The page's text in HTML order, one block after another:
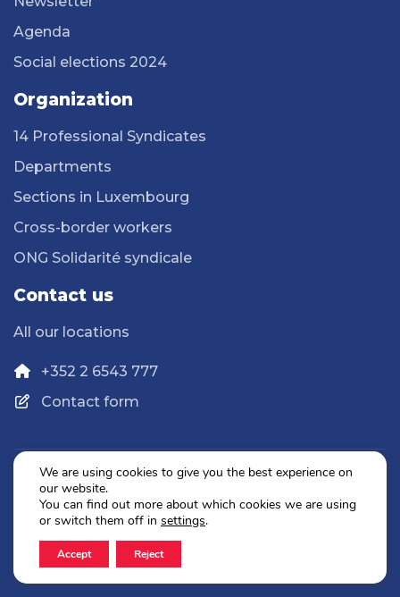
Agenda
Social elections 2024
Organization
14 Professional Syndicates
Departments
Sections in Luxembourg
Cross-border workers
ONG Solidarité syndicale
Contact us
All our locations
+352 2 6543 777
Contact form
Legal Notice
2026 © OGBL. All rights reserved.
We are using cookies to give you the best experience on
our website.
You can find out more about which cookies we are using
or switch them off in settings.
Accept Reject